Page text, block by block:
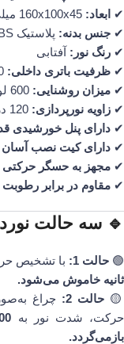
✔ ابعاد:
✔ جنس بدنه: پلاستیک ABS مقاوم در برابر شرایط محیطی
✔ رنگ نور: آفتابی
✔ ظرفیت باتری داخلی:
✔ میزان روشنایی:
✔ زاویه نورپردازی:
✔ دارای پنل خورشیدی
✔ دارای کیت نصب آسان
✔ مجهز به حسگر حرکتی PIR
✔ مقاوم در برابر
🔹 سه حالت
🟢 حالت 1: با تشخیص
ثانیه خاموش می‌شود.
🟡حالت 2: چراغ
حرکت، شدت نور به
بازمی‌گردد.